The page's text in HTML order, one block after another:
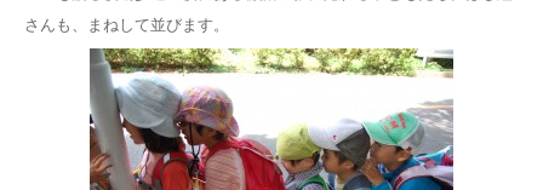
さんも、まねして並びます。